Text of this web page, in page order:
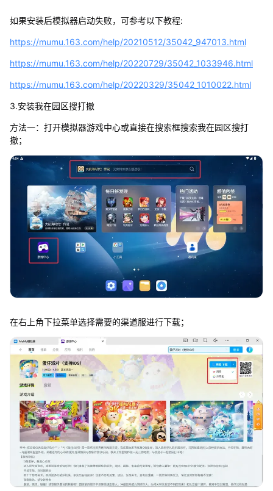
如果安装后模拟器启动失败，可参考以下教程:
https://mumu.163.com/help/20210512/35042_947013.html
https://mumu.163.com/help/20220729/35042_1033946.html
https://mumu.163.com/help/20220329/35042_1010022.html
3.安装我在园区搜打撤
方法一：打开模拟器游戏中心或直接在搜索框搜索我在园区搜打
撤；
在右上角下拉菜单选择需要的渠道服进行下载；